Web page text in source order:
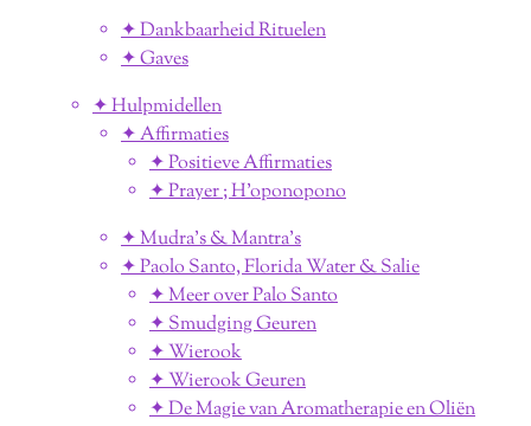
✦ Dankbaarheid Rituelen
✦ Gaves
✦ Hulpmidellen
✦ Affirmaties
✦ Positieve Affirmaties
✦ Prayer ; H'oponopono
✦ Mudra's & Mantra's
✦ Paolo Santo, Florida Water & Salie
✦ Meer over Palo Santo
✦ Smudging Geuren
✦ Wierook
✦ Wierook Geuren
✦ De Magie van Aromatherapie en Oliën